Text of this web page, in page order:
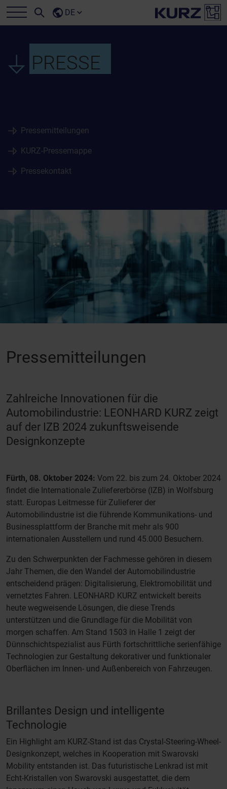
DE
PRESSE
Pressemitteilungen
KURZ-Pressemappe
Pressekontakt
Pressemitteilungen
Zahlreiche Innovationen für die
Automobilindustrie: LEONHARD KURZ zeigt
auf der IZB 2024 zukunftsweisende
Designkonzepte
Fürth, 08. Oktober 2024: Vom 22. bis zum 24. Oktober 2024
findet die Internationale Zuliefererbörse (IZB) in Wolfsburg
statt. Europas Leitmesse für Zulieferer der
Automobilindustrie ist die führende Kommunikations- und
Businessplattform der Branche mit mehr als 900
internationalen Ausstellern und rund 45.000 Besuchern.
Zu den Schwerpunkten der Fachmesse gehören in diesem
Jahr Themen, die den Wandel der Automobilindustrie
entscheidend prägen: Digitalisierung, Elektromobilität und
vernetztes Fahren. LEONHARD KURZ entwickelt bereits
heute wegweisende Lösungen, die diese Trends
unterstützen und die Grundlage für die Mobilität von
morgen schaffen. Am Stand 1503 in Halle 1 zeigt der
Dünnschichtspezialist aus Fürth fortschrittliche serienfähige
Technologien zur Gestaltung dekorativer und funktionaler
Oberflächen im Innen- und Außenbereich von Fahrzeugen.
Brillantes Design und intelligente
Technologie
Ein Highlight am KURZ-Stand ist das Crystal-Steering-Wheel-
Designkonzept, welches in Kooperation mit Swarovski
Mobility entstanden ist. Das futuristische Lenkrad ist mit
Echt-Kristallen von Swarovski ausgestattet, die dem